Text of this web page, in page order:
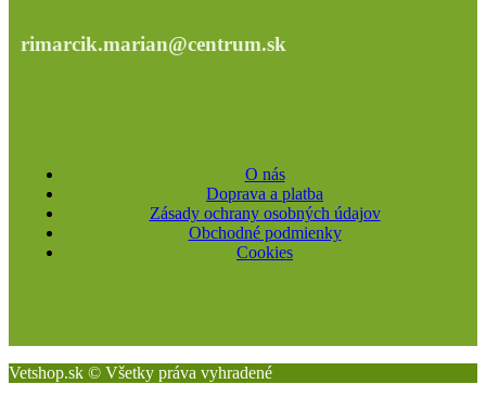
rimarcik.marian@centrum.sk
O nás
Doprava a platba
Zásady ochrany osobných údajov
Obchodné podmienky
Cookies
Vetshop.sk © Všetky práva vyhradené